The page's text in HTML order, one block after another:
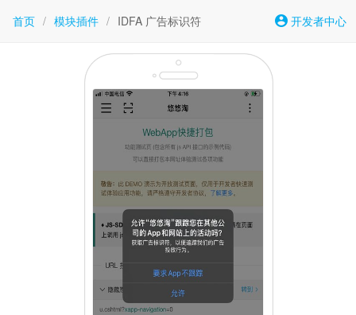
首页 / 模块插件 / IDFA 广告标识符 开发者中心